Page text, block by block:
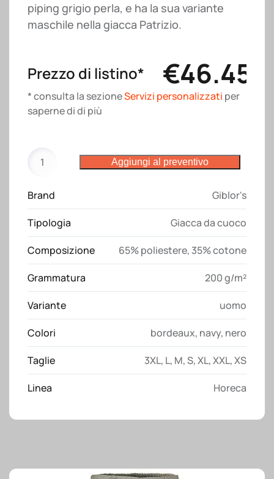
piping grigio perla, e ha la sua variante
maschile nella giacca Patrizio.
Prezzo di listino* €46.45
* consulta la sezioneServizi personalizzati per
saperne di di più
Susi
colorato
Giblor's
Aggiungi al preventivo
Brand Giblor's
Tipologia Giacca da cuoco
Composizione 65% poliestere, 35% cotone
Grammatura 200 g/m²
Variante uomo
Colori bordeaux, navy, nero
Taglie 3XL, L, M,S,XL,XXL,XS
Linea Horeca